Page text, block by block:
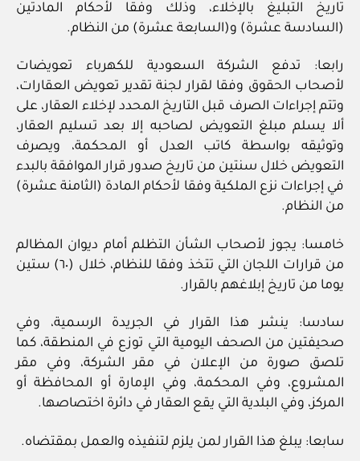
تاريخ التبليغ بالإخلاء، وذلك وفقا لأحكام المادتين
(السادسة عشرة) و(السابعة عشرة) من النظام.
رابعا: تدفع الشركة السعودية للكهرباء تعويضات
لأصحاب الحقوق وفقا لقرار لجنة تقدير تعويض العقارات،
وتتم إجراءات الصرف قبل التاريخ المحدد لإخلاء العقار، على
ألا يسلم مبلغ التعويض لصاحبه إلا بعد تسليم العقار،
وتوثيقه بواسطة كاتب العدل أو المحكمة، ويصرف
التعويض خلال سنتين من تاريخ صدور قرار الموافقة بالبدء
في إجراءات نزع الملكية وفقا لأحكام المادة (الثامنة عشرة)
من النظام.
خامسا: يجوز لأصحاب الشأن التظلم أمام ديوان المظالم
من قرارات اللجان التي تتخذ وفقا للنظام، خلال (٦٠) ستين
يوما من تاريخ إبلاغهم بالقرار.
سادسا: ينشر هذا القرار في الجريدة الرسمية، وفي
صحيفتين من الصحف اليومية التي توزع في المنطقة، كما
تلصق صورة من الإعلان في مقر الشركة، وفي مقر
المشروع، وفي المحكمة، وفي الإمارة أو المحافظة أو
المركز، وفي البلدية التي يقع العقار في دائرة اختصاصها.
سابعا: يبلغ هذا القرار لمن يلزم لتنفيذه والعمل بمقتضاه.